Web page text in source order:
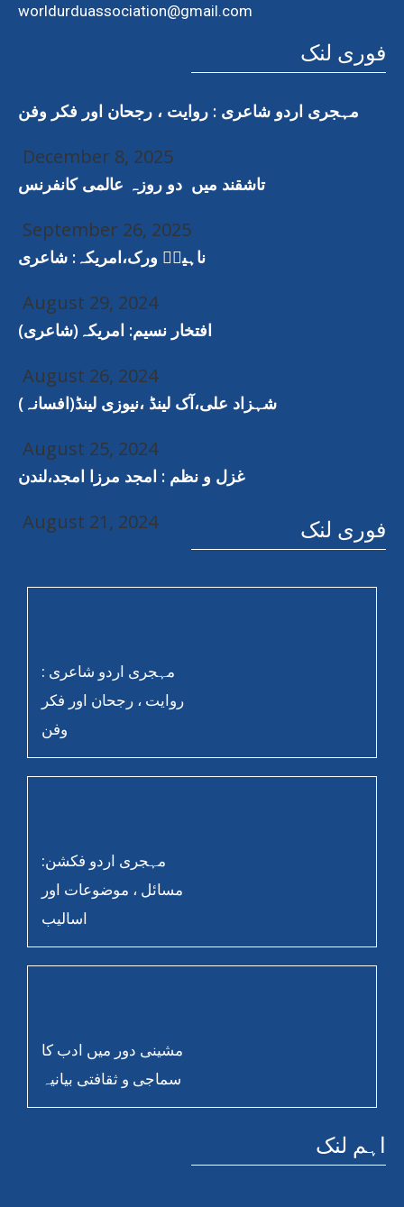
worldurduassociation@gmail.com
فوری لنک
مہجری اردو شاعری : روایت ، رجحان اور فکر وفن
December 8, 2025
تاشقند میں دو روزہ عالمی کانفرنس
September 26, 2025
ناہیدؔ ورک،امریکہ: شاعری
August 29, 2024
افتخار نسیم: امریکہ(شاعری)
August 26, 2024
شہزاد علی،آک لینڈ ،نیوزی لینڈ(افسانہ)
August 25, 2024
غزل و نظم : امجد مرزا امجد،لندن
August 21, 2024 فوری لنک
مہجری اردو شاعری :
روایت ، رجحان اور فکر
وفن
مہجری اردو فکشن:
مسائل ، موضوعات اور
اسالیب
مشینی دور میں ادب کا
سماجی و ثقافتی بیانیہ
اہم لنک